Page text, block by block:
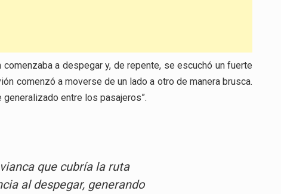
a despegar y, de repente, se escuchó un fuerte
comenzó a moverse de un lado a otro de manera brusca.
entre los pasajeros”.
que cubría la ruta
al despegar, generando